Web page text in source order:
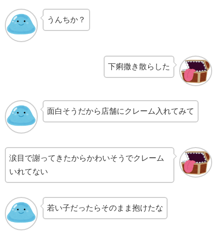
うんちか？
下痢撒き散らした
面白そうだから店舗にクレーム入れてみて
涙目で謝ってきたからかわいそうでクレーム
いれてない
若い子だったらそのまま抱けたな